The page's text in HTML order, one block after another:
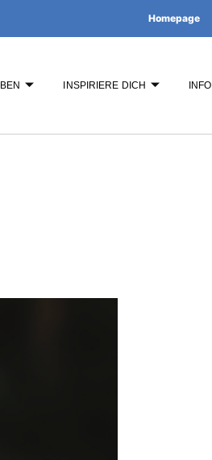
Homepage
INSPIRIERE DICH INFO